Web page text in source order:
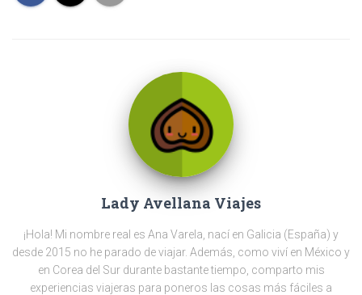
Lady Avellana Viajes
¡Hola! Mi nombre real es Ana Varela, nací en Galicia (España) y
desde 2015 no he parado de viajar. Además, como viví en México y
en Corea del Sur durante bastante tiempo, comparto mis
experiencias viajeras para poneros las cosas más fáciles a